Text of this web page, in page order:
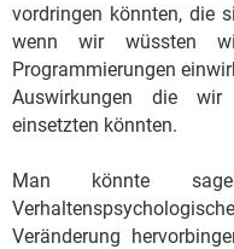
vordringen könnten, die
wenn wir wüssten
Programmierungen
Auswirkungen die
einsetzten könnten.
Man könnte
Veränderung